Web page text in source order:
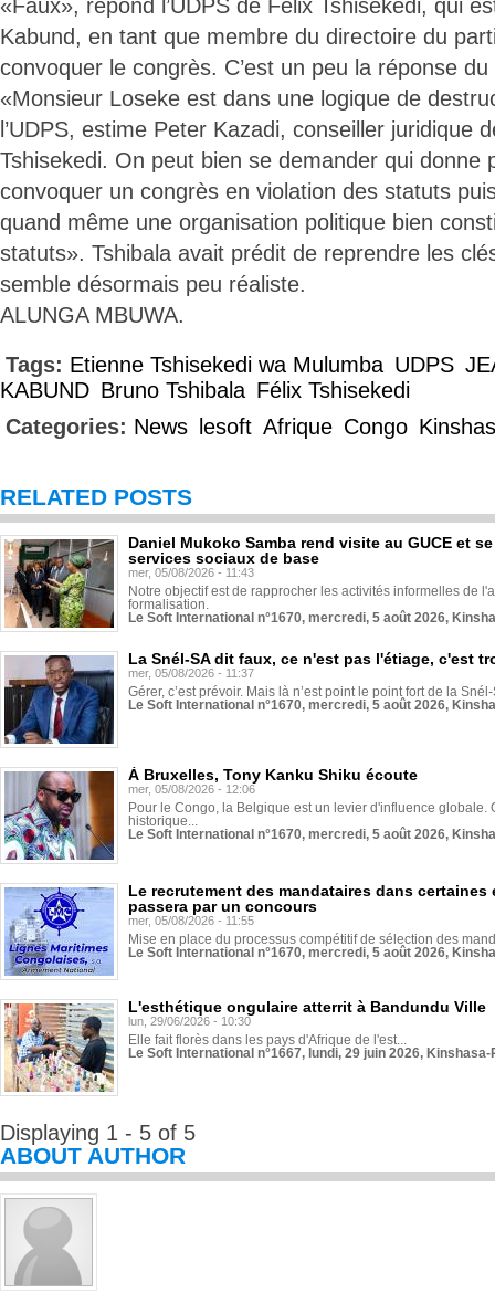
«Faux», répond l’UDPS de Félix Tshisekedi, qui
Kabund, en tant que membre du directoire du
convoquer le congrès. C’est un peu la réponse
«Monsieur Loseke est dans une logique de
l’UDPS, estime Peter Kazadi, conseiller juridique
Tshisekedi. On peut bien se demander qui donne
convoquer un congrès en violation des statuts
quand même une organisation politique bien
statuts». Tshibala avait prédit de reprendre les
semble désormais peu réaliste.
ALUNGA MBUWA.
Tags: Etienne Tshisekedi wa Mulumba UDPS
KABUND Bruno Tshibala Félix Tshisekedi
Categories: News lesoft Afrique Congo
RELATED POSTS
Daniel Mukoko Samba rend visite au GUCE et
services sociaux de base
mer, 05/08/2026 - 11:43
Notre objectif est de rapprocher les activités informelles de
formalisation.
Le Soft International n°1670, mercredi, 5 août 2026,
La Snél-SA dit faux, ce n'est pas l'étiage, c'est
mer, 05/08/2026 - 11:37
Gérer, c’est prévoir. Mais là n’est point le point fort de la
Le Soft International n°1670, mercredi, 5 août 2026,
À Bruxelles, Tony Kanku Shiku écoute
mer, 05/08/2026 - 12:06
Pour le Congo, la Belgique est un levier d'influence globale.
historique...
Le Soft International n°1670, mercredi, 5 août 2026,
Le recrutement des mandataires dans
passera par un concours
mer, 05/08/2026 - 11:55
Mise en place du processus compétitif de sélection des
Le Soft International n°1670, mercredi, 5 août 2026,
L'esthétique ongulaire atterrit à Bandundu Ville
lun, 29/06/2026 - 10:30
Elle fait florès dans les pays d'Afrique de l'est...
Le Soft International n°1667, lundi, 29 juin 2026,
Displaying 1 - 5 of 5
ABOUT AUTHOR